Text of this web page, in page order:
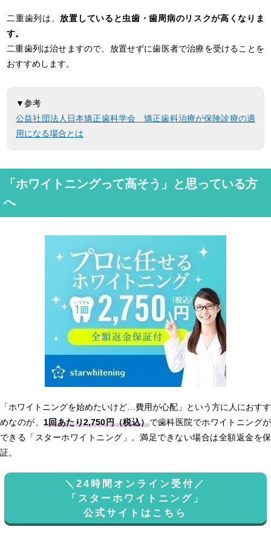
二重歯列は、放置していると虫歯・歯周病のリスクが高くなりま
す。
二重歯列は治せますので、放置せずに歯医者で治療を受けることを
おすすめします。
▼参考
公益社団法人日本矯正歯科学会 矯正歯科治療が保険診療の適
用になる場合とは
「ホワイトニングって高そう」と思っている方
へ
「ホワイトニングを始めたいけど…費用が心配」という方に人におすす
めなのが、1回あたり2,750円（税込）で歯科医院でホワイトニングが
できる「スターホワイトニング」。満足できない場合は全額返金を保
証。
＼24時間オンライン受付／
「スターホワイトニング」
公式サイトはこちら